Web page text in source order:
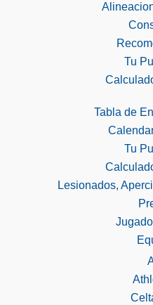
Tu
Tabla de
Tu
Lesionados,